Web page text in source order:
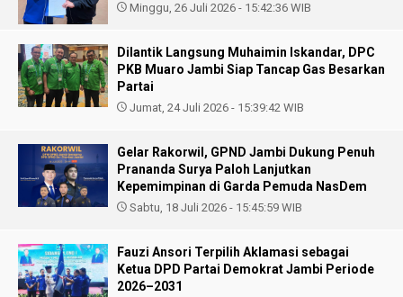
Minggu, 26 Juli 2026 - 15:42:36 WIB
Dilantik Langsung Muhaimin Iskandar, DPC
PKB Muaro Jambi Siap Tancap Gas Besarkan
Partai
Jumat, 24 Juli 2026 - 15:39:42 WIB
Gelar Rakorwil, GPND Jambi Dukung Penuh
Prananda Surya Paloh Lanjutkan
Kepemimpinan di Garda Pemuda NasDem
Sabtu, 18 Juli 2026 - 15:45:59 WIB
Fauzi Ansori Terpilih Aklamasi sebagai
Ketua DPD Partai Demokrat Jambi Periode
2026–2031